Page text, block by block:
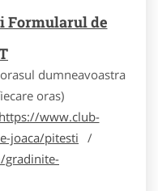
Formularul de
dumneavoastra
oras)
https://www.club-
joaca/pitesti /
gradinite-